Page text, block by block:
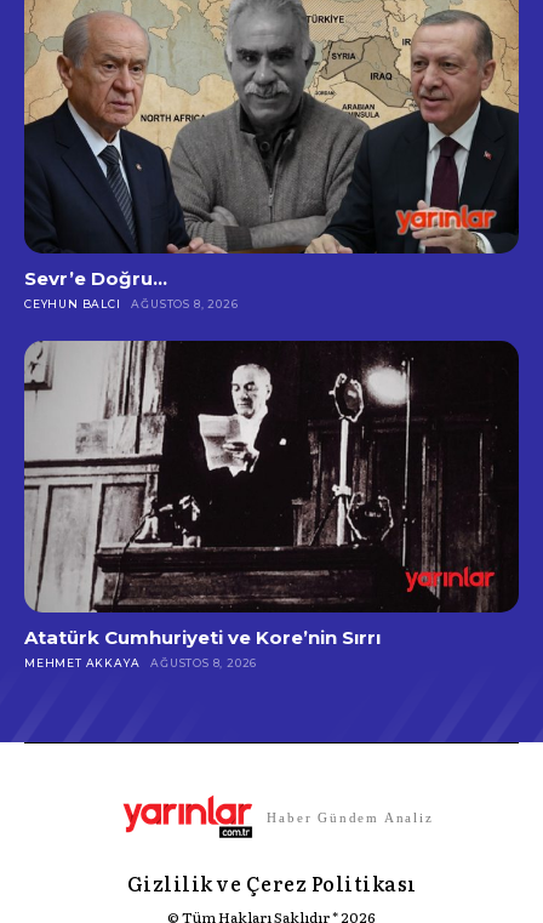
Sevr’e Doğru…
CEYHUN BALCI AĞUSTOS 8, 2026
Atatürk Cumhuriyeti ve Kore’nin Sırrı
MEHMET AKKAYA AĞUSTOS 8, 2026
Haber Gündem Analiz
Gizlilik ve Çerez Politikası
© Tüm Hakları Saklıdır * 2026